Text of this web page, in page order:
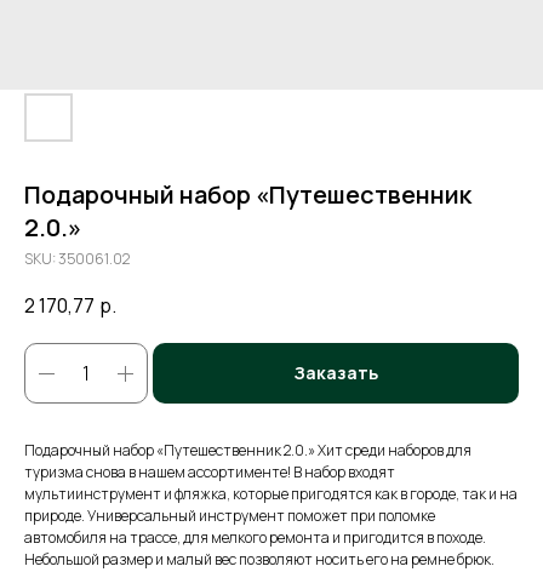
Подарочный набор «Путешественник
2.0.»
SKU:350061.02
2 170,77 р.
Заказать
Подарочный набор «Путешественник 2.0.» Хит среди наборов для
туризма снова в нашем ассортименте! В набор входят
мультиинструмент и фляжка, которые пригодятся как в городе, так и на
природе. Универсальный инструмент поможет при поломке
автомобиля на трассе, для мелкого ремонта и пригодится в походе.
Небольшой размер и малый вес позволяют носить его на ремне брюк.